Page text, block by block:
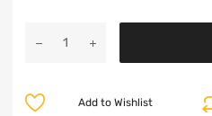
Add to Wishlist